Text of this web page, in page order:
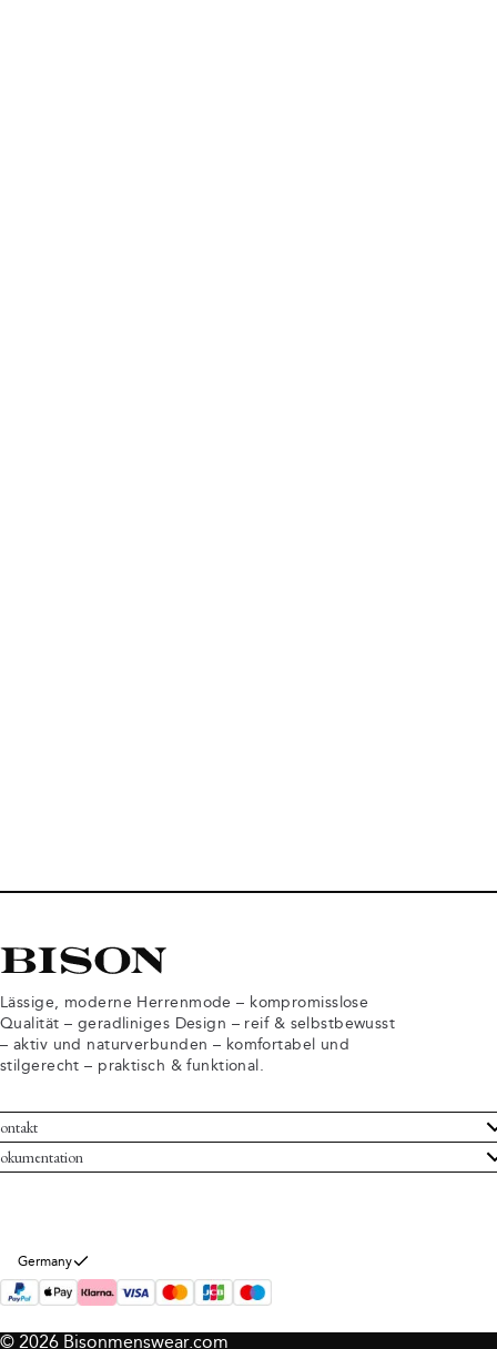
Lässige, moderne Herrenmode – kompromisslose
Qualität – geradliniges Design – reif & selbstbewusst
– aktiv und naturverbunden – komfortabel und
stilgerecht – praktisch & funktional.
Bison
Geschäftsbedingungen
Informationen
Germany
© 2026 Bisonmenswear.com